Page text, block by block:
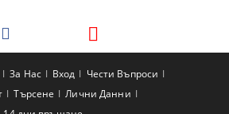
За Нас Вход
Чести Въпроси
Търсене
Лични Данни